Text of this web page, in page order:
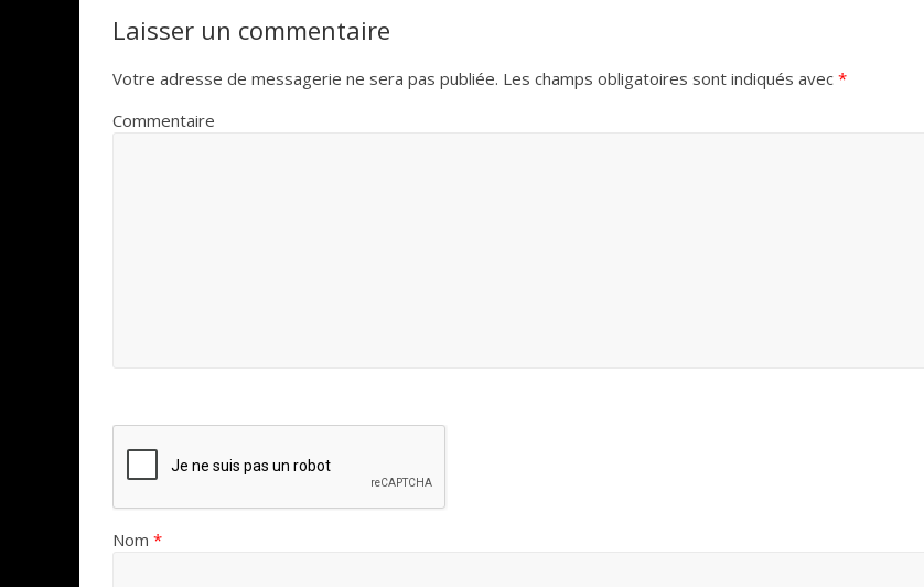
Laisser un commentaire
Votre adresse de messagerie ne sera pas publiée. Les champs obligatoires sont indiqués avec *
Commentaire
Nom *